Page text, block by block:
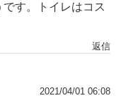
す。トイレはコス
返信
2021/04/01 06:08